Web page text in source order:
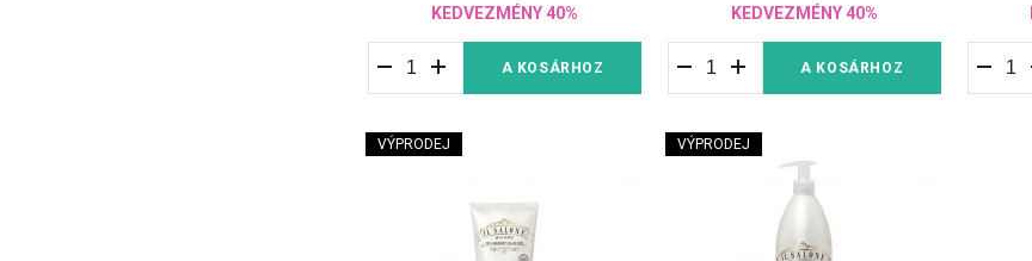
KEDVEZMÉNY 40%
A KOSÁRHOZ
KEDVEZMÉNY 40%
A KOSÁRHOZ
VÝPRODEJ VÝPRODEJ